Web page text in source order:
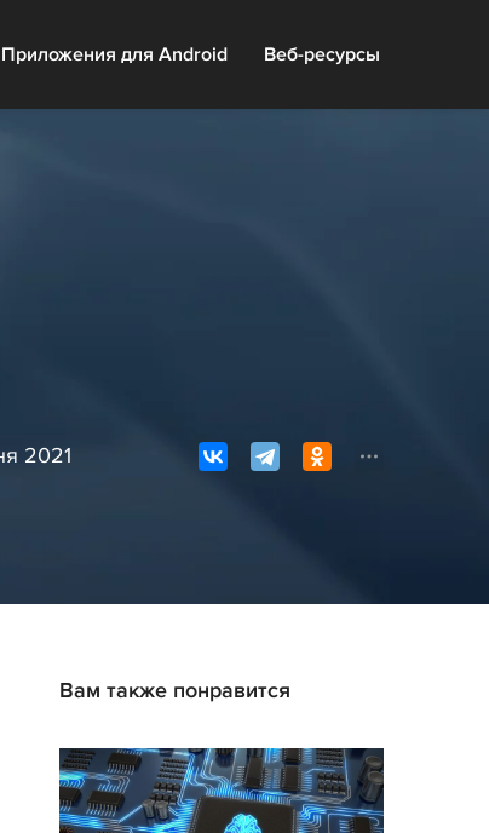
Приложения для Android Веб-ресурсы
2021
Вам также понравится